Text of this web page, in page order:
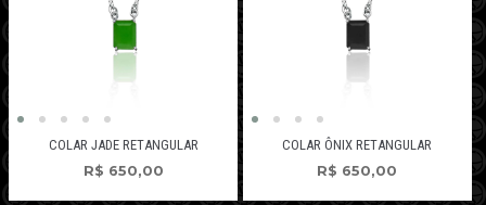
COLAR JADE RETANGULAR
R$ 650,00
COLAR ÔNIX RETANGULAR
R$ 650,00